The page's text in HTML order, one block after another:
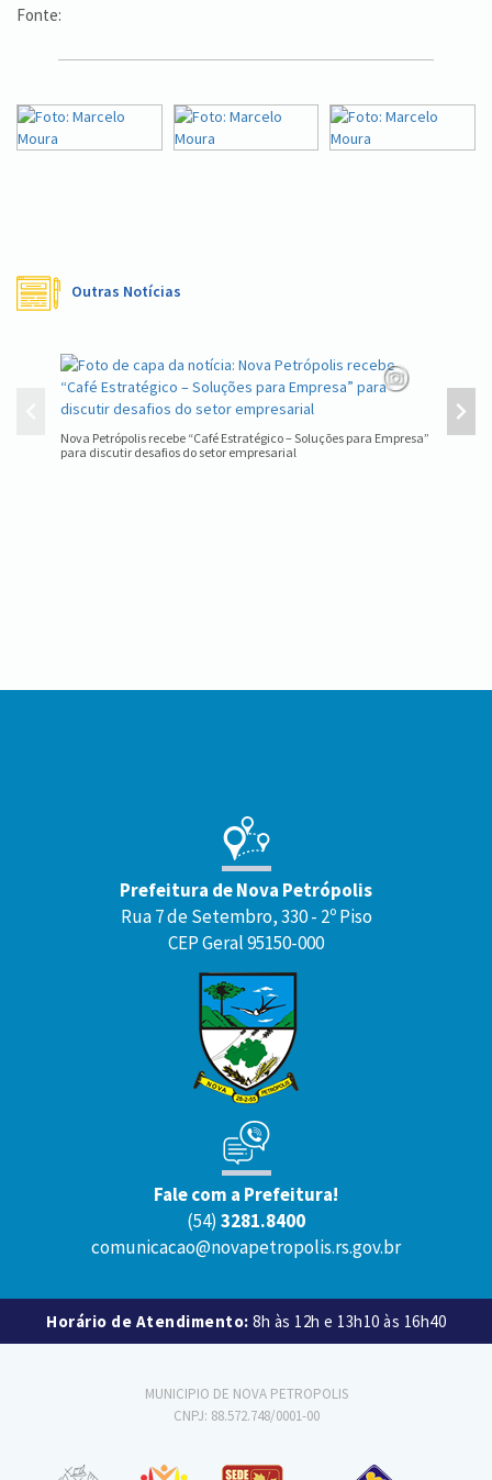
Fonte:
Outras Notícias
Nova Petrópolis recebe “Café Estratégico – Soluções para Empresa”
para discutir desafios do setor empresarial
Prefeitura de Nova Petrópolis
Rua 7 de Setembro, 330 - 2º Piso
CEP Geral 95150-000
Fale com a Prefeitura!
(54) 3281.8400
comunicacao@novapetropolis.rs.gov.br
Horário de Atendimento: 8h às 12h e 13h10 às 16h40
MUNICIPIO DE NOVA PETROPOLIS
CNPJ: 88.572.748/0001-00